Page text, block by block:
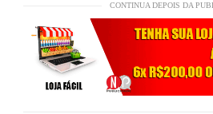
CONTINUA DEPOIS DA